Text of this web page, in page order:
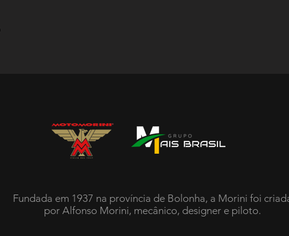
Fundada em 1937 na província de Bolonha, a Morini foi
por Alfonso Morini, mecânico, designer e piloto.